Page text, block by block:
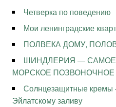
Четверка по поведению
Мои ленинградские
ПОЛВЕКА ДОМУ,
ШИНДЛЕРИЯ —
МОРСКОЕ ПОЗВОНОЧНОЕ
Солнцезащитные кремы
Эйлатскому заливу